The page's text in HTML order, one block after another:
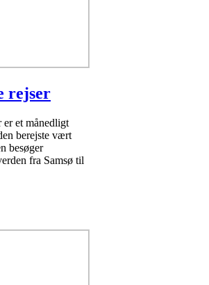
rejser
et månedligt
berejste vært
besøger
fra Samsø til